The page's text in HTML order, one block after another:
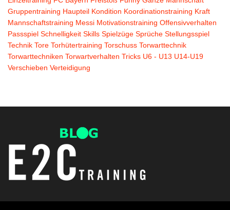
Gruppentraining Haupteil Kondition Koordinationstraining Kraft
Mannschaftstraining Messi Motivationstraining Offensivverhalten
Passspiel Schnelligkeit Skills Spielzüge Sprüche Stellungsspiel
Technik Tore Torhütertraining Torschuss Torwarttechnik
Torwarttechniken Torwartverhalten Tricks U6 - U13 U14-U19
Verschieben Verteidigung